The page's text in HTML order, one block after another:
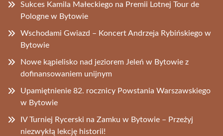
Sukces Kamila Małeckiego na Premii Lotnej Tour de
Pologne w Bytowie
Wschodami Gwiazd – Koncert Andrzeja Rybińskiego w
Bytowie
Nowe kąpielisko nad jeziorem Jeleń w Bytowie z
dofinansowaniem unijnym
Upamiętnienie 82. rocznicy Powstania Warszawskiego
w Bytowie
IV Turniej Rycerski na Zamku w Bytowie – Przeżyj
niezwykłą lekcję historii!